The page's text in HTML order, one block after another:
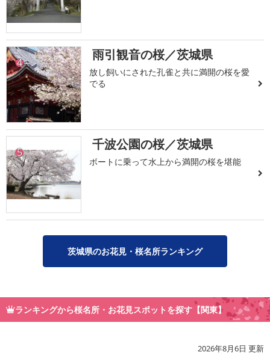
4 雨引観音の桜／茨城県
放し飼いにされた孔雀と共に満開の桜を愛
でる
5 千波公園の桜／茨城県
ボートに乗って水上から満開の桜を堪能
茨城県のお花見・桜名所ランキング
ランキングから桜名所・お花見スポットを探す【関東】
2026年8月6日 更新